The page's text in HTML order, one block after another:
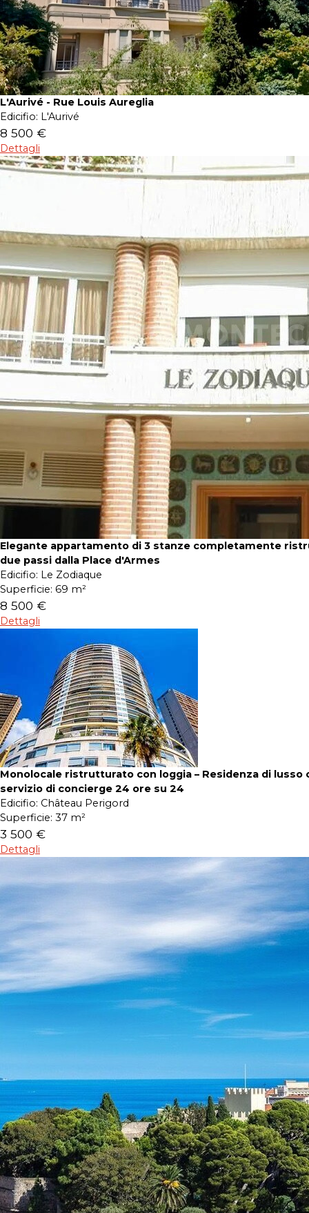
L'Aurivé - Rue Louis Aureglia
Edicifio: L'Aurivé
8 500 €
Dettagli
Elegante appartamento di 3 stanze completamente
due passi dalla Place d'Armes
Edicifio: Le Zodiaque
Superficie: 69 m²
8 500 €
Dettagli
Monolocale ristrutturato con loggia – Residenza di lusso
servizio di concierge 24 ore su 24
Edicifio: Château Perigord
Superficie: 37 m²
3 500 €
Dettagli